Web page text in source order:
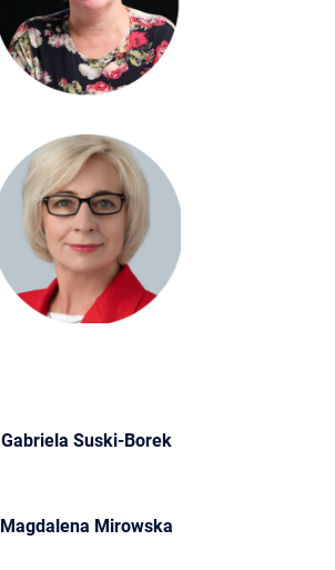
Gabriela Suski-Borek
Magdalena Mirowska